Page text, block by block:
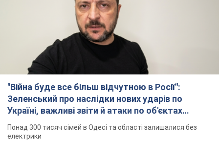
"Війна буде все більш відчутною в Росії":
Зеленський про наслідки нових ударів по
Україні, важливі звіти й атаки по об'єктах
ворога. Відео
Понад 300 тисяч сімей в Одесі та області залишалися без
електрики